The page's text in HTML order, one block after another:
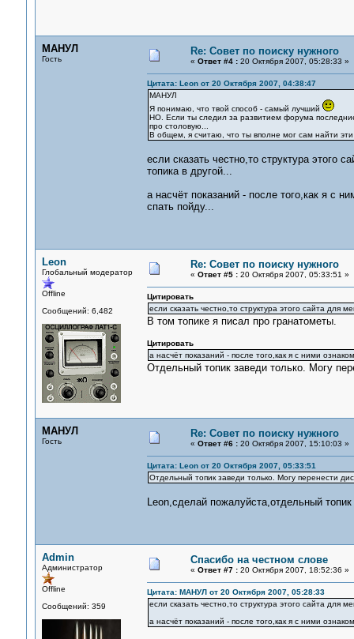
МАНУЛ
Гость
Re: Совет по поиску нужного
« Ответ #4 :20 Октября 2007, 05:28:33 »
Цитата: Leon от 20 Октября 2007, 04:38:47
МАНУЛ
Я понимаю, что твой способ - самый лучший
НО. Если ты следил за развитием форума
про столовую...
В общем, я считаю, что ты вполне мог сам найти эти
если сказать честно,то структура этого
топика в другой...
а насчёт показаний - после того,как я с
спать пойду...
Leon
Глобальный модератор
Offline
Сообщений: 6,482
Re: Совет по поиску нужного
« Ответ #5 :20 Октября 2007, 05:33:51 »
Цитировать
если сказать честно,то структура этого сайта для
В том топике я писал про гранатометы.
Цитировать
а насчёт показаний - после того,как я с ними
Отдельный топик заведи только. Могу
МАНУЛ
Гость
Re: Совет по поиску нужного
« Ответ #6 :20 Октября 2007, 15:10:03 »
Цитата: Leon от 20 Октября 2007, 05:33:51
Отдельный топик заведи только. Могу перенести
Leon,сделай пожалуйста,отдельный
Admin
Администратор
Offline
Сообщений: 359
Спасибо на честном слове
« Ответ #7 :20 Октября 2007, 18:52:36 »
Цитата: МАНУЛ от 20 Октября 2007, 05:28:33
если сказать честно,то структура этого сайта для
а насчёт показаний - после того,как я с ними